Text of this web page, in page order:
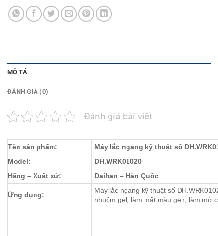
MÔ TẢ
ĐÁNH GIÁ (0)
Đánh giá bài viết
Tên sản phẩm:
Máy lắc ngang kỹ thuật số
Model:
DH.WRK01020
Hãng – Xuất xứ:
Daihan – Hàn Quốc
Ứng dụng:
Máy lắc ngang kỹ thuật số
nhuộm gel, làm mất màu gen, làm mờ